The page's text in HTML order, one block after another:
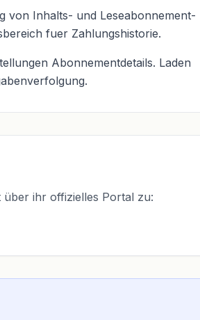
von Inhalts- und Leseabonnement-
fuer Zahlungshistorie.
Abonnementdetails. Laden
ihr offizielles Portal zu: